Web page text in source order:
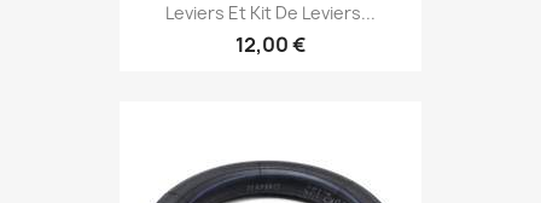
Leviers Et Kit De Leviers...
12,00 €